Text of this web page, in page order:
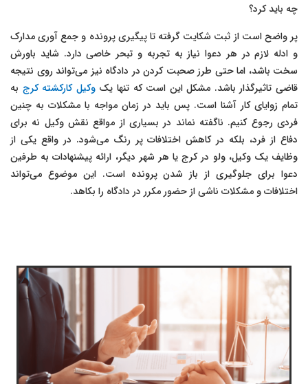
چه باید کرد؟
پر واضح است از ثبت شکایت گرفته تا پیگیری پرونده و جمع آوری مدارک
و ادله لازم در هر دعوا نیاز به تجربه و تبحر خاصی دارد. شاید باورش
سخت باشد، اما حتی طرز صحبت کردن در دادگاه نیز می‌تواند روی نتیجه
قاضی تاثیرگذار باشد. مشکل این است که تنها یکوکیل کارکشته کرج به
تمام زوایای کار آشنا است. پس باید در زمان مواجه با مشکلات به چنین
فردی رجوع کنیم. ناگفته نماند در بسیاری از مواقع نقش وکیل نه برای
دفاع از فرد، بلکه در کاهش اختلافات پر رنگ می‌شود. در واقع یکی از
وظایف یک وکیل، ولو در کرج یا هر شهر دیگر، ارائه پیشنهادات به طرفین
دعوا برای جلوگیری از باز شدن پرونده است. این موضوع می‌تواند
اختلافات و مشکلات ناشی از حضور مکرر در دادگاه را بکاهد.